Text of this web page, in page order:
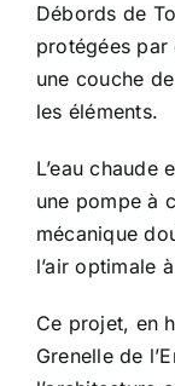
Débords de
protégées
une couche
les éléments.
L’eau
une pompe à
mécanique
l’air optimale
Ce projet, en
Grenelle de